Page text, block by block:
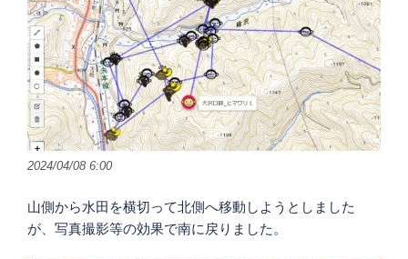
2024/04/08 6:00
山側から水田を横切って北側へ移動しようとしました
が、写真撮影等の効果で南に戻りました。